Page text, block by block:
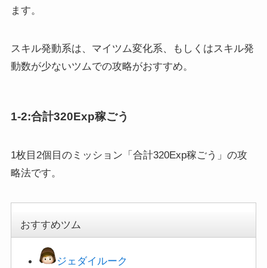
ます。
スキル発動系は、マイツム変化系、もしくはスキル発
動数が少ないツムでの攻略がおすすめ。
1-2:合計320Exp稼ごう
1枚目2個目のミッション「合計320Exp稼ごう」の攻
略法です。
おすすめツム
ジェダイルーク